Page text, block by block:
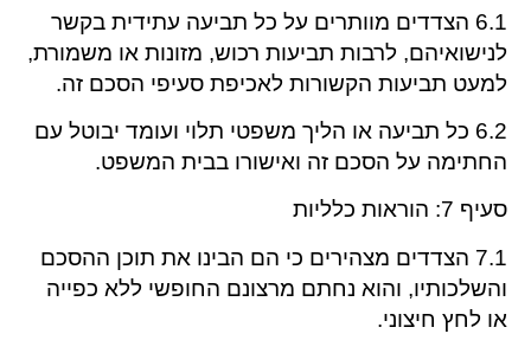
6.1 הצדדים מוותרים על כל תביעה עתידית בקשר
לנישואיהם, לרבות תביעות רכוש, מזונות או משמורת,
למעט תביעות הקשורות לאכיפת סעיפי הסכם זה.
6.2 כל תביעה או הליך משפטי תלוי ועומד יבוטל עם
החתימה על הסכם זה ואישורו בבית המשפט.
סעיף 7: הוראות כלליות
7.1 הצדדים מצהירים כי הם הבינו את תוכן ההסכם
והשלכותיו, והוא נחתם מרצונם החופשי ללא כפייה
או לחץ חיצוני.